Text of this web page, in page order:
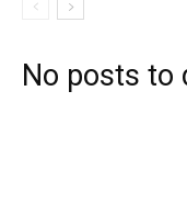
No posts to